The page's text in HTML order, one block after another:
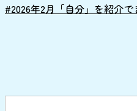
#2026年2月「自分」を紹介で